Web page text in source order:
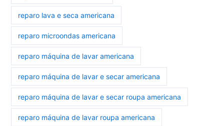
reparo lava e seca americana
reparo microondas americana
reparo máquina de lavar americana
reparo máquina de lavar e secar americana
reparo máquina de lavar e secar roupa americana
reparo máquina de lavar roupa americana